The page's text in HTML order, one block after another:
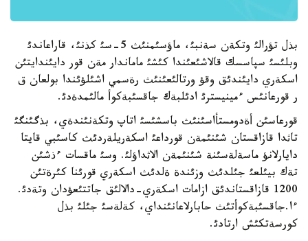
بذل تؤرالئ وتكةن سةنبئ، ماؤسئمنئث 5-سئ كذنئ، قاراعاندئ
وبلئسئ سپاسسك قالاشئعئندا كئشئ ماماندار مةن قور دايئندايتئن
اسكةري دايئندئق وقؤ ورتالئعئنئث رةسمي اشئلؤئندا بولعان ق
ر قورعانئس ءمينيسترئ ادئلبةك جاقسئبةكوأ مالئمدةدئ.
قورعاسئن أةدومستأاسئنئث باسشئسئ اتاپ وتكةنئندةي، بذگئنگئ
تاثدا قازاقستان شئنئمةن قورداعئ اسكةريلةردئث كاسئبي قايتا
دايارلانؤ ماسةلةسئنة شئنئمةن الاثداؤلئ. وسئ ماقسات ءذشئن
تةك بيئلعئ جئلدئث وزئندة ةلدئث اسكةري قورئنا كئرةتئن
1200 قازاقستاندئق ازامات اسكةري-دالالئق جاتتئعؤدان وتةدئ.
ءا.جاقسئبةكوأتئث حابارلاعانئنداي، كةلةسئ جئلئ بذل
كورسةتكئش ارتادئ.